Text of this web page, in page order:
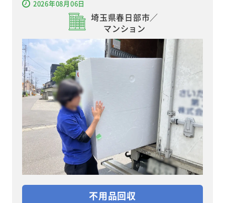
2026年08月06日
埼玉県春日部市／
マンション
不用品回収